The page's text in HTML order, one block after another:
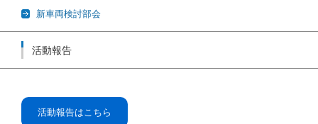
新車両検討部会
活動報告
活動報告はこちら